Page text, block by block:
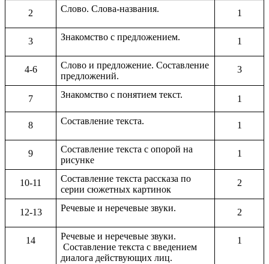
2 Слово. Слова-названия. 1
3 Знакомство с предложением. 1
4-6
Слово и предложение. Составление
предложений.
3
7 Знакомство с понятием текст. 1
8 Составление текста. 1
9
Составление текста с опорой на
рисунке
1
10-11
Составление текста рассказа по
серии сюжетных картинок
2
12-13 Речевые и неречевые звуки. 2
14
Речевые и неречевые звуки.
Составление текста с введением
диалога действующих лиц.
1